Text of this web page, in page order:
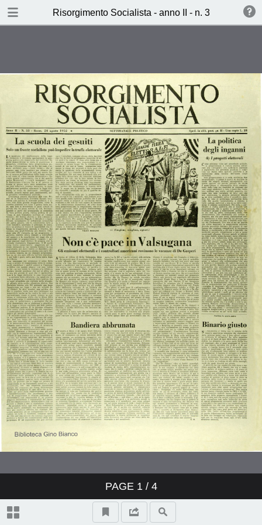
Risorgimento Socialista - anno II - n. 33 - 24
PAGE 1/ 4
TABLE OF CONTENTS
Ha l’asma la vecchia cafittera
Stakanov fa concorrenza a Taylor
(Renzo Sabbato)
Ieri, Oggi, Domani